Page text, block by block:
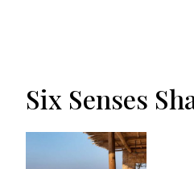
Six Senses